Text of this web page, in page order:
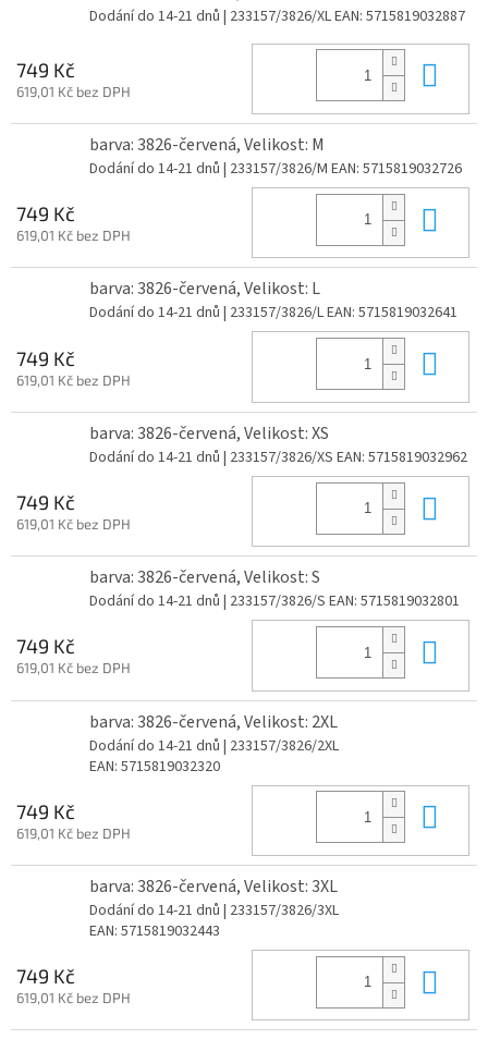
Dodání do 14-21 dnů | 233157/3826/XLEAN: 5715819032887
749 Kč
619,01 Kč bez DPH
barva: 3826-červená, Velikost: M
Dodání do 14-21 dnů | 233157/3826/M EAN: 5715819032726
749 Kč
619,01 Kč bez DPH
barva: 3826-červená, Velikost: L
Dodání do 14-21 dnů | 233157/3826/LEAN: 5715819032641
749 Kč
619,01 Kč bez DPH
barva: 3826-červená, Velikost: XS
Dodání do 14-21 dnů | 233157/3826/XS EAN: 5715819032962
749 Kč
619,01 Kč bez DPH
barva: 3826-červená, Velikost: S
Dodání do 14-21 dnů | 233157/3826/S EAN: 5715819032801
749 Kč
619,01 Kč bez DPH
barva: 3826-červená, Velikost: 2XL
Dodání do 14-21 dnů | 233157/3826/2XL
EAN: 5715819032320
749 Kč
619,01 Kč bez DPH
barva: 3826-červená, Velikost: 3XL
Dodání do 14-21 dnů | 233157/3826/3XL
EAN: 5715819032443
749 Kč
619,01 Kč bez DPH